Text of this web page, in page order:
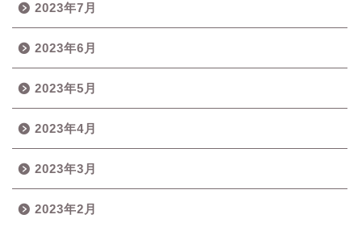
2023年7月
2023年6月
2023年5月
2023年4月
2023年3月
2023年2月